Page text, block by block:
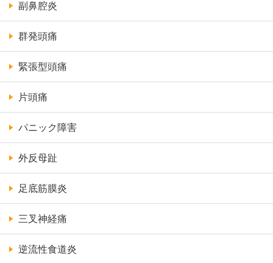
副鼻腔炎
群発頭痛
緊張型頭痛
片頭痛
パニック障害
外反母趾
足底筋膜炎
三叉神経痛
逆流性食道炎